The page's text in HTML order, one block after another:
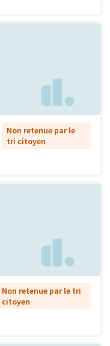
Non retenue par le
tri citoyen
Non retenue par le tri
citoyen